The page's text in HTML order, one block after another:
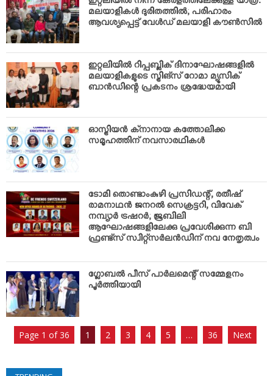
ഇറ്റലിയില്‍ നിന്ന് കേരളത്തിലേക്കുള്ള യാത്ര:
മലയാളികള്‍ ദുരിതത്തില്‍; പരിഹാരം
ആവശ്യപ്പെട്ട് വേള്‍ഡ് മലയാളി കൗണ്‍സില്‍
ഇറ്റലിയില്‍ റിപ്പബ്ലിക് ദിനാഘോഷങ്ങളില്‍
മലയാളികളുടെ സ്ട്രിങ്‌സ് റോമാ മ്യൂസിക്
ബാന്‍ഡിന്റെ പ്രകടനം ശ്രദ്ധേയമായി
ഓസ്ട്രിയന്‍ ക്‌നാനായ കത്തോലിക്ക
സമൂഹത്തിന് നവസാരഥികള്‍
ടോമി തൊണ്ടാംകുഴി പ്രസിഡന്റ്, രതീഷ്
രാമനാഥന്‍ ജനറല്‍ സെക്രട്ടറി, വിവേക്
നമ്പ്യാര്‍ ട്രഷറര്‍; ജൂബിലി
ആഘോഷങ്ങളിലേക്കു പ്രവേശിക്കുന്ന ബി
ഫ്രണ്ട്‌സ് സ്വിറ്റ്‌സര്‍ലന്‍ഡിന് നവ നേതൃത്വം
ഗ്ലോബല്‍ പീസ് പാര്‍ലമെന്റ് സമ്മേളനം
പൂര്‍ത്തിയായി
Page 1 of 36 1 2 3 4 5 … 36 Next